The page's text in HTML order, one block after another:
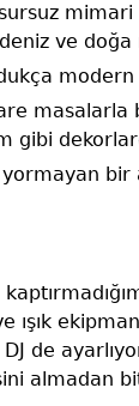
ve doğa
ışık
de
almadan